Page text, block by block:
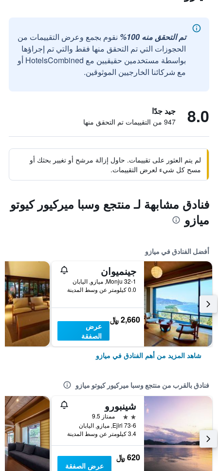
تم التحقق منه 100%
نقوم بجمع وعرض التقييمات من
الحجوزات التي تم التحقق منها فقط والتي تم إجراؤها
بواسطة مستخدمين حقيقيين مع HotelsCombined أو
مع شركائنا الخارجيين الموثوقين.
8.0 جيد جدًا
947 من التقييمات تم التحقق منها
لم يتم العثور على تقييمات. حاول إزالة مرشح أو تغيير بحثك أو
مسح كل شيء لعرض التقييمات.
فنادق مشابهة لـ منتجع وسبا ميركيور كيوتو
ميازو
أفضل الفنادق في ميازو
جينميوان
32-1 Monju, ميازو, اليابان
0.0 كيلومتر عن وسط المدينة
2,660 ﷼
عرض
الصفقة
شاهد المزيد من أهم الفنادق في ميازو
فنادق بالقرب من منتجع وسبا ميركيور كيوتو ميازو
شينبورو
2 نجمتين
ممتاز 9.5
73-6 Ejiri, ميازو, اليابان
3.4 كيلومتر عن وسط المدينة
620 ﷼
عرض الصفقة